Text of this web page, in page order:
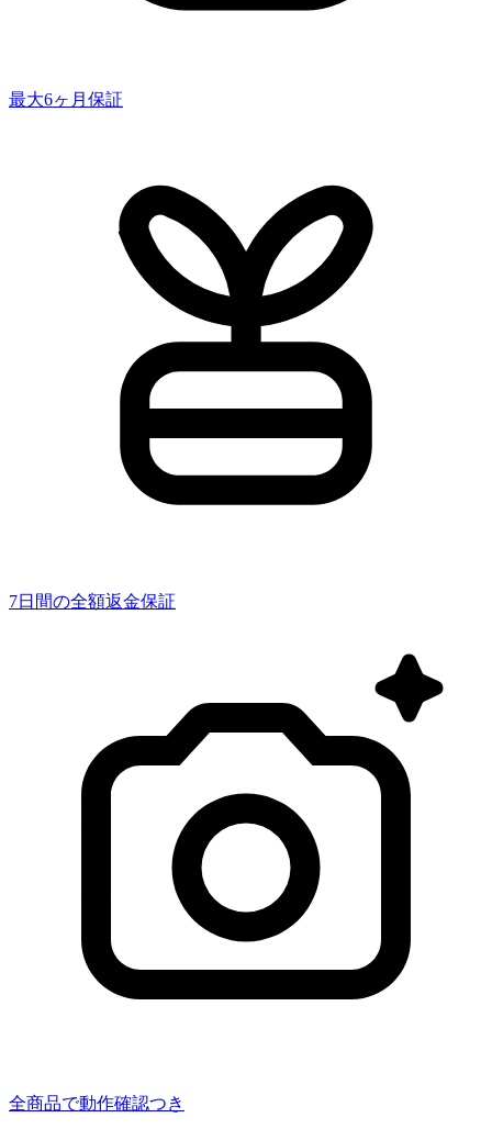
最大6ヶ月保証
7日間の全額返金保証
全商品で動作確認つき